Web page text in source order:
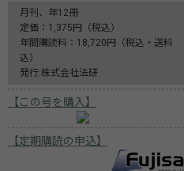
月刊、年12冊
定価：1,375円（税込）
年間購読料：18,720円（税込・送料
込）
発行:株式会社法研
【この号を購入】
【定期購読の申込】